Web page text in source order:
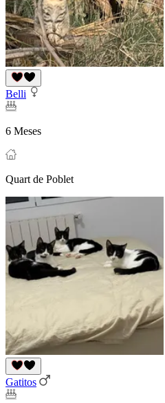
Belli
6 Meses
Quart de Poblet
Gatitos